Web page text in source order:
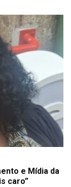
e Mídia da
caro”